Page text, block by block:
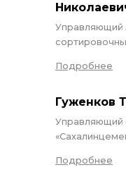
Управляющий
Подробнее
Гуженков
Управляющий
Подробнее